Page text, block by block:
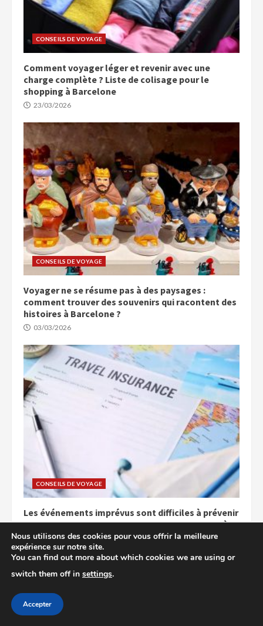
CONSEILS DE VOYAGE
Comment voyager léger et revenir avec une
charge complète ? Liste de colisage pour le
shopping à Barcelone
23/03/2026
CONSEILS DE VOYAGE
Voyager ne se résume pas à des paysages :
comment trouver des souvenirs qui racontent des
histoires à Barcelone ?
03/03/2026
CONSEILS DE VOYAGE
Les événements imprévus sont difficiles à prévenir
: prenez cette assurance avec vous et voyagez à
Barcelone en toute tranquillité
11/02/2026
Nous utilisons des cookies pour vous offrir la meilleure
expérience sur notre site.
You can find out more about which cookies we are using or
switch them off in settings.
Accepter